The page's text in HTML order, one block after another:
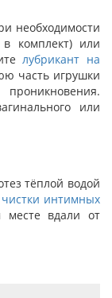
необходимости
комплект) или
лубрикант на
часть игрушки
или
тёплой водой
интимных
месте вдали от